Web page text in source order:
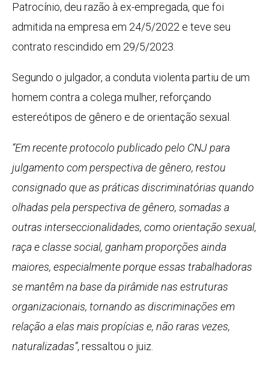
Patrocínio, deu razão à ex-empregada, que foi
admitida na empresa em 24/5/2022 e teve seu
contrato rescindido em 29/5/2023.
Segundo o julgador, a conduta violenta partiu de um
homem contra a colega mulher, reforçando
estereótipos de gênero e de orientação sexual.
“Em recente protocolo publicado pelo CNJ para
julgamento com perspectiva de gênero, restou
consignado que as práticas discriminatórias quando
olhadas pela perspectiva de gênero, somadas a
outras interseccionalidades, como orientação sexual,
raça e classe social, ganham proporções ainda
maiores, especialmente porque essas trabalhadoras
se mantêm na base da pirâmide nas estruturas
organizacionais, tornando as discriminações em
relação a elas mais propícias e, não raras vezes,
naturalizadas”, ressaltou o juiz.